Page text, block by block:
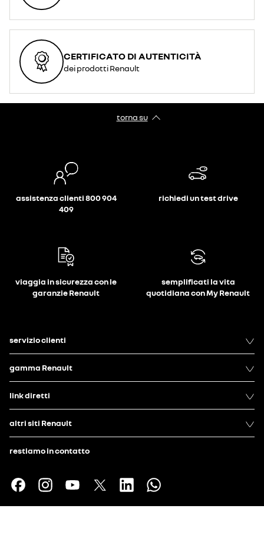
CERTIFICATO DI AUTENTICITÀ
dei prodotti Renault
torna su
assistenza clienti 800 904
409
richiedi un test drive
viaggia in sicurezza con le
garanzie Renault
semplificati la vita
quotidiana con My Renault
servizio clienti
gamma Renault
link diretti
altri siti Renault
restiamo in contatto